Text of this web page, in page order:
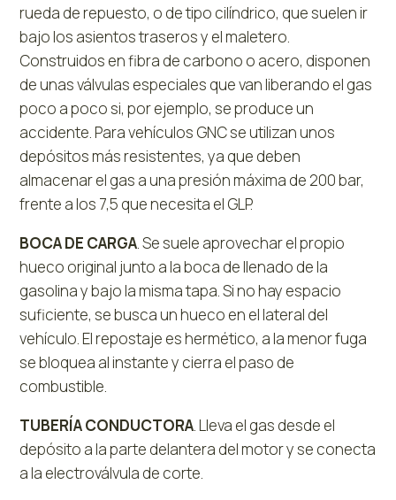
rueda de repuesto, o de tipo cilíndrico, que suelen ir
bajo los asientos traseros y el maletero.
Construidos en fibra de carbono o acero, disponen
de unas válvulas especiales que van liberando el gas
poco a poco si, por ejemplo, se produce un
accidente. Para vehículos GNC se utilizan unos
depósitos más resistentes, ya que deben
almacenar el gas a una presión máxima de 200 bar,
frente a los 7,5 que necesita el GLP.
BOCA DE CARGA . Se suele aprovechar el propio
hueco original junto a la boca de llenado de la
gasolina y bajo la misma tapa. Si no hay espacio
suficiente, se busca un hueco en el lateral del
vehículo. El repostaje es hermético, a la menor fuga
se bloquea al instante y cierra el paso de
combustible.
TUBERÍA CONDUCTORA . Lleva el gas desde el
depósito a la parte delantera del motor y se conecta
a la electroválvula de corte.